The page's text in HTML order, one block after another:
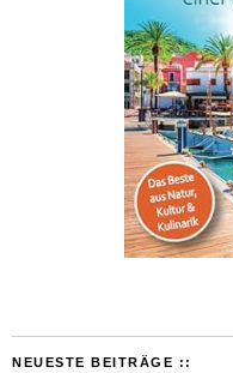
NEUESTE BEITRÄGE ::